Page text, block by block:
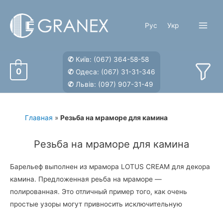
содержимому
Рус Укр
0
✆ Київ: (067) 364-58-58
✆ Одеса: (067) 31-31-346
✆ Львів: (097) 907-31-49
Главная » Резьба на мраморе для камина
Резьба на мраморе для камина
Барельеф выполнен из мрамора LOTUS CREAМ для декора
камина. Предложенная реьба на мраморе —
полированная. Это отличный пример того, как очень
простые узоры могут привносить исключительную